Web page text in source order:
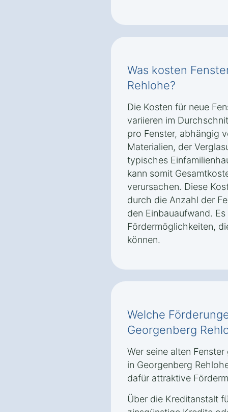
Was kosten
Rehlohe?
Die Kosten für neue
variieren im
pro Fenster, abhängig
Materialien, der
typisches
kann somit
verursachen. Diese
durch die Anzahl der
den Einbauaufwand.
Fördermöglichkeiten,
können.
Welche
Georgenberg
Wer seine alten
in Georgenberg
dafür attraktive
Über die Kreditanstalt